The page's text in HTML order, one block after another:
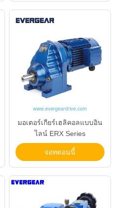
มอเตอร์เกียร์เฮลิคอลแบบอิน
ไลน์ ERX Series
จอทตอนนี้